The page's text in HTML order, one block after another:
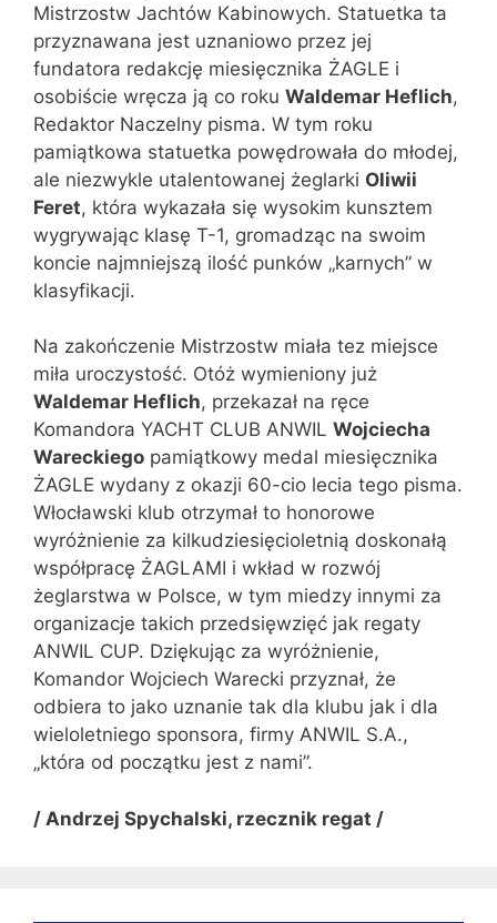
Mistrzostw Jachtów Kabinowych. Statuetka ta
przyznawana jest uznaniowo przez jej
fundatora redakcję miesięcznika ŻAGLE i
osobiście wręcza ją co roku Waldemar Heflich,
Redaktor Naczelny pisma. W tym roku
pamiątkowa statuetka powędrowała do młodej,
ale niezwykle utalentowanej żeglarki Oliwii
Feret, która wykazała się wysokim kunsztem
wygrywając klasę T-1, gromadząc na swoim
koncie najmniejszą ilość punków „karnych” w
klasyfikacji.
Na zakończenie Mistrzostw miała tez miejsce
miła uroczystość. Otóż wymieniony już
Waldemar Heflich, przekazał na ręce
Komandora YACHT CLUB ANWIL Wojciecha
Wareckiego pamiątkowy medal miesięcznika
ŻAGLE wydany z okazji 60-cio lecia tego pisma.
Włocławski klub otrzymał to honorowe
wyróżnienie za kilkudziesięcioletnią doskonałą
współpracę ŻAGLAMI i wkład w rozwój
żeglarstwa w Polsce, w tym miedzy innymi za
organizacje takich przedsięwzięć jak regaty
ANWIL CUP. Dziękując za wyróżnienie,
Komandor Wojciech Warecki przyznał, że
odbiera to jako uznanie tak dla klubu jak i dla
wieloletniego sponsora, firmy ANWIL S.A.,
„która od początku jest z nami”.
/ Andrzej Spychalski, rzecznik regat /